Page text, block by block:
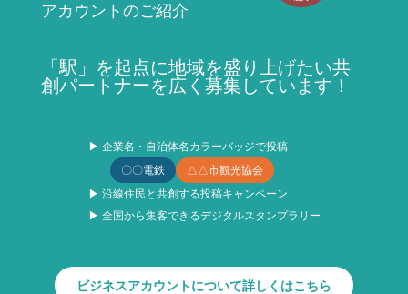
アカウントのご紹介
「駅」を起点に地域を盛り上げたい共
創パートナーを広く募集しています！
▶ 企業名・自治体名カラーバッジで投稿
〇〇電鉄
△△市観光協会
▶ 沿線住民と共創する投稿キャンペーン
▶ 全国から集客できるデジタルスタンプラリー
ビジネスアカウントについて詳しくはこちら